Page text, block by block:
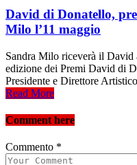
David di Donatello,
Milo l’11 maggio
Sandra Milo riceverà il David
edizione dei Premi David di
Presidente e Direttore
Read More
Comment here
Commento *